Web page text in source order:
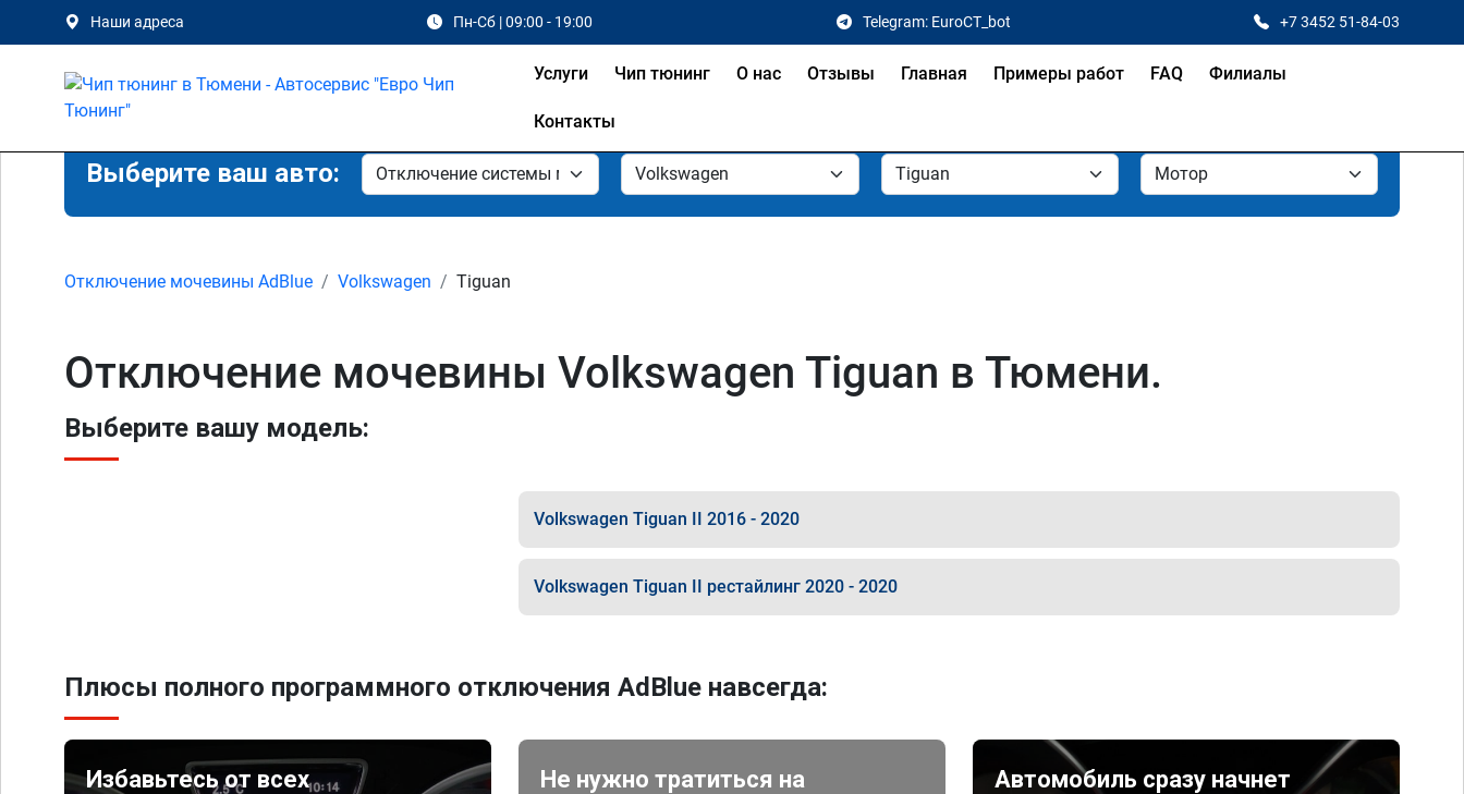
Наши адреса Пн-Сб | 09:00 - 19:00 Telegram: EuroCT_bot +7 3452 51-84-03
Услуги Чип тюнинг О нас Отзывы Главная Примеры работ FAQ Филиалы
Контакты
Выберите ваш авто:
Отключение мочевины AdBlue Volkswagen Tiguan
Отключение мочевины Volkswagen Tiguan в Тюмени.
Выберите вашу модель:
Volkswagen Tiguan II 2016 - 2020
Volkswagen Tiguan II рестайлинг 2020 - 2020
Плюсы полного программного отключения AdBlue навсегда:
Избавьтесь от всех
Не нужно тратиться на
Автомобиль сразу начнет